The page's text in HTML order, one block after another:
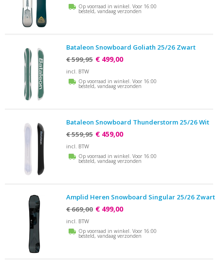
Op voorraad in winkel. Voor 16:00
besteld, vandaag verzonden
Bataleon Snowboard Goliath 25/26 Zwart
€ 599,95 € 499,00
incl. BTW
Op voorraad in winkel. Voor 16:00
besteld, vandaag verzonden
Bataleon Snowboard Thunderstorm 25/26 Wit
€ 559,95 € 459,00
incl. BTW
Op voorraad in winkel. Voor 16:00
besteld, vandaag verzonden
Amplid Heren Snowboard Singular 25/26 Zwart
€ 669,00 € 499,00
incl. BTW
Op voorraad in winkel. Voor 16:00
besteld, vandaag verzonden